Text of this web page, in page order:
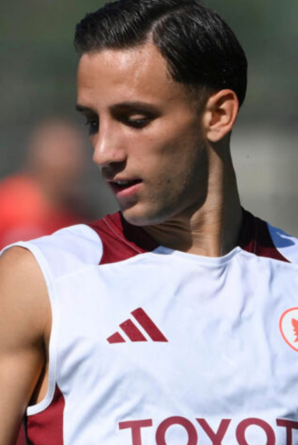
Ripescaggio in Serie B per il Bari: la
speranza è legata alla crisi della Juve
28 Maggio 2026
Futuro Bari, Leccese a De Laurentiis:
“Serve un piano industriale serio,
non siamo una seconda squadra”
27 Maggio 2026